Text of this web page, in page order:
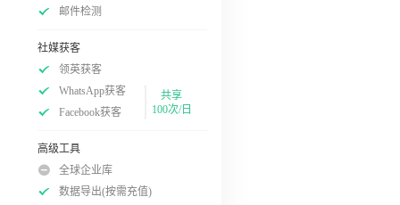
邮件检测
社媒获客
领英获客
WhatsApp获客
Facebook获客
共享
100次/日
高级工具
全球企业库
数据导出(按需充值)